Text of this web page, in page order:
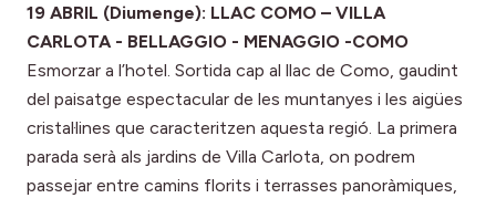
19 ABRIL (Diumenge): LLAC COMO – VILLA
CARLOTA - BELLAGGIO - MENAGGIO -COMO
Esmorzar a l’hotel. Sortida cap al llac de Como, gaudint
del paisatge espectacular de les muntanyes i les aigües
cristal·lines que caracteritzen aquesta regió. La primera
parada serà als jardins de Villa Carlota, on podrem
passejar entre camins florits i terrasses panoràmiques,